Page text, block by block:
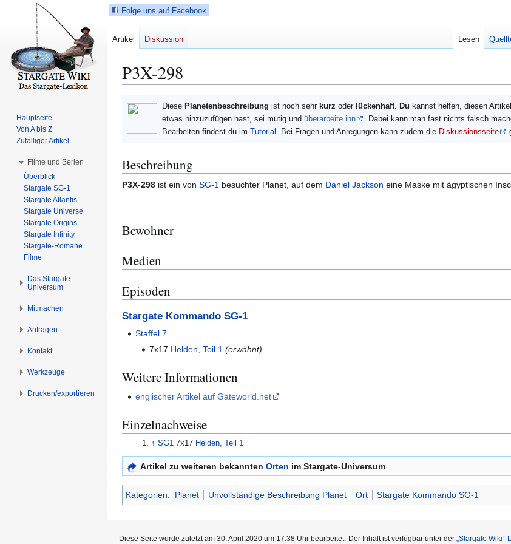
P3X-298
N
v
i
i
n
p
r
i
S
c
h
r
n
e
n
Diese Planetenbeschreibung ist noch sehr kurz oder lückenhaft. Du kannst helfen, diesen
etwas hinzuzufügen hast, sei mutig und überarbeite ihn
. Dabei kann man fast nichts falsch
Bearbeiten findest du im Tutorial . Bei Fragen und Anregungen kann zudem die Diskussionsseite
Beschreibung
P3X-298 ist ein von SG-1 besuchter Planet, auf dem Daniel Jackson eine Maske mit ägyptischen
Bewohner
Medien
Episoden
Stargate Kommando SG-1
Staffel 7
7x17 Helden, Teil 1 (erwähnt)
Weitere Informationen
englischer Artikel auf Gateworld.net
Einzelnachweise
↑ SG1 7x17 Helden, Teil 1
Artikel zu weiteren bekannten Orten im Stargate-Universum
Kategorien: Planet Unvollständige Beschreibung Planet Ort Stargate Kommando SG-1
Folge uns auf Facebook
Artikel Diskussion Lesen
Hauptseite
Von A bis Z
Zufälliger Artikel
Filme und Serien
Überblick
Stargate SG-1
Stargate Atlantis
Stargate Universe
Stargate Origins
Stargate Infinity
Stargate-Romane
Filme
Das Stargate-
Universum
Mitmachen
Anfragen
Kontakt
Werkzeuge
Drucken/­exportieren
Diese Seite wurde zuletzt am 30. April 2020 um 17:38 Uhr bearbeitet. Der Inhalt ist verfügbar unter der „Stargate